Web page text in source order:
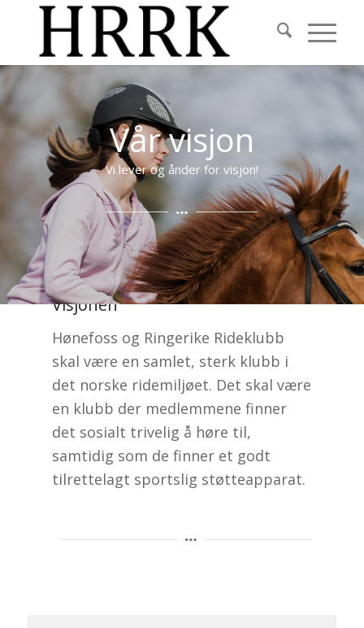
Vår visjon
Vi lever og ånder for visjon!
Visjonen
Hønefoss og Ringerike Rideklubb
skal være en samlet, sterk klubb i
det norske ridemiljøet. Det skal være
en klubb der medlemmene finner
det sosialt trivelig å høre til,
samtidig som de finner et godt
tilrettelagt sportslig støtteapparat.